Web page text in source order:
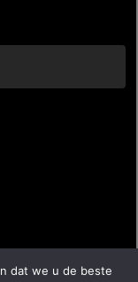
dat we u de beste